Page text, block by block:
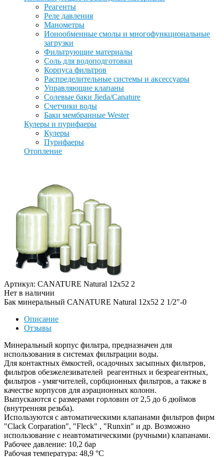
Реагенты
Реле давления
Манометры
Ионообменные смолы и многофункциональные
загрузки
Фильтрующие материалы
Соль для водоподготовки
Корпуса фильтров
Распределительные системы и аксессуары
Управляющие клапаны
Солевые баки Jieda/Canature
Счетчики воды
Баки мембранные Wester
Кулеры и пурифаеры
Кулеры
Пурифаеры
Отопление
Артикул: CANATURE Natural 12x52 2
Нет в наличии
Бак минеральный CANATURE Natural 12x52 2 1/2"-0
Описание
Отзывы
Минеральный корпус фильтра, предназначен для
использования в системах фильтрации воды.
Для контактных ёмкостей, осадочных засыпных фильтров,
фильтров обезжелезивателей реагентных и безреагентных,
фильтров - умягчителей, сорбционных фильтров, а также в
качестве корпусов для аэрационных колонн.
Выпускаются с размерами горловин от 2,5 до 6 дюймов
(внутренняя резьба).
Используются с автоматическими клапанами фильтров фирм
"Clack Corparation", "Fleck" , "Runxin" и др. Возможно
использование с неавтоматическими (ручными) клапанами.
Рабочее давление: 10,2 бар
Рабочая температура: 48,9 °С